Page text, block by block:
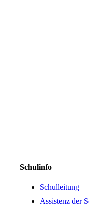
Schulinfo
Schulleitung
Assistenz der